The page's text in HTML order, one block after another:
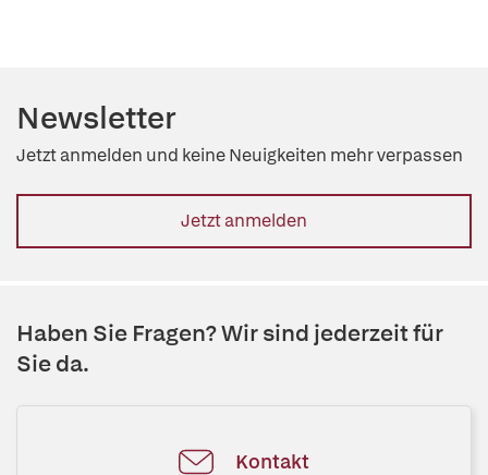
Newsletter
Jetzt anmelden und keine Neuigkeiten mehr verpassen
Jetzt anmelden
Haben Sie Fragen? Wir sind jederzeit für
Sie da.
Kontakt